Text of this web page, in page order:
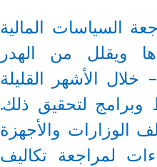
السياسات المالية
ويقلل من الهدر
الأشهر القليلة
لتحقيق ذلك.
والأجهزة
لمراجعة تكاليف